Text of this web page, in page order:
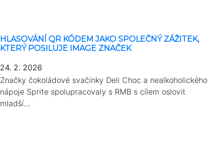
HLASOVÁNÍ QR KÓDEM JAKO SPOLEČNÝ ZÁŽITEK,
KTERÝ POSILUJE IMAGE ZNAČEK
24. 2. 2026
Značky čokoládové svačinky Deli Choc a nealkoholického
nápoje Sprite spolupracovaly s RMB s cílem oslovit
mladší…